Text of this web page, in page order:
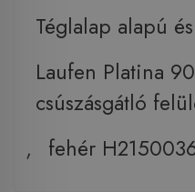
Téglalap alapú
Laufen Platina
csúszásgátló
,
fehér